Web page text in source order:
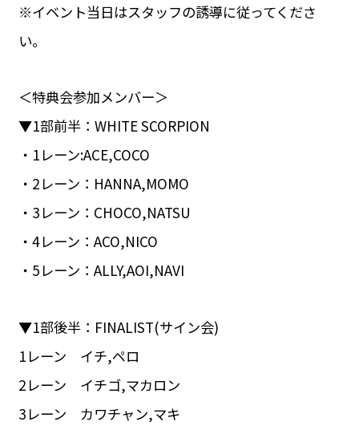
※イベント当日はスタッフの誘導に従ってくださ
い。
＜特典会参加メンバー＞
▼1部前半：WHITE SCORPION
・1レーン:ACE,COCO
・2レーン：HANNA,MOMO
・3レーン：CHOCO,NATSU
・4レーン：ACO,NICO
・5レーン：ALLY,AOI,NAVI
▼1部後半：FINALIST(サイン会)
1レーン イチ,ペロ
2レーン イチゴ,マカロン
3レーン カワチャン,マキ